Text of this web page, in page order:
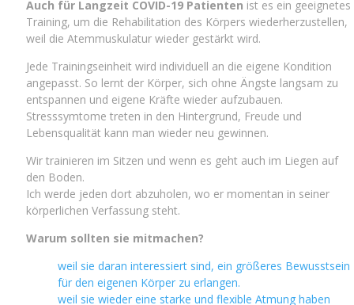
Auch für Langzeit COVID-19 Patienten ist es ein geeignetes
Training, um die Rehabilitation des Körpers wiederherzustellen,
weil die Atemmuskulatur wieder gestärkt wird.
Jede Trainingseinheit wird individuell an die eigene Kondition
angepasst. So lernt der Körper, sich ohne Ängste langsam zu
entspannen und eigene Kräfte wieder aufzubauen.
Stresssymtome treten in den Hintergrund, Freude und
Lebensqualität kann man wieder neu gewinnen.
Wir trainieren im Sitzen und wenn es geht auch im Liegen auf
den Boden.
Ich werde jeden dort abzuholen, wo er momentan in seiner
körperlichen Verfassung steht.
Warum sollten sie mitmachen?
weil sie daran interessiert sind, ein größeres Bewusstsein
für den eigenen Körper zu erlangen.
weil sie wieder eine starke und flexible Atmung haben